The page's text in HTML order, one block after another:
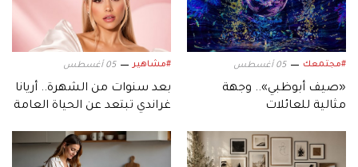
#مجتمعك 05 أغسطس
«صيف أبوظبي».. وجهة
مثالية للعائلات
#مشاهير 05 أغسطس
بعد سنوات من الشهرة.. أريانا
غراندي تبتعد عن الحياة العامة